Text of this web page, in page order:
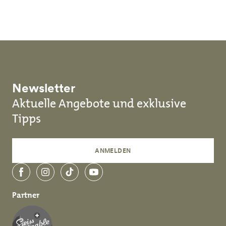
Newsletter
Aktuelle Angebote und exklusive
Tipps
ANMELDEN
FacebookInstagramTikTokYouTube
Partner